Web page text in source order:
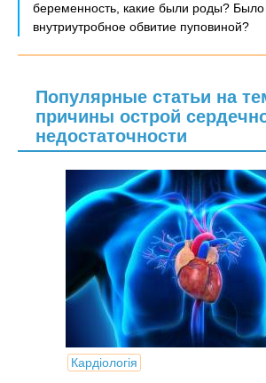
беременность, какие были роды? Было
внутриутробное обвитие пуповиной?
Популярные статьи на
причины острой
недостаточности
Кардіологія